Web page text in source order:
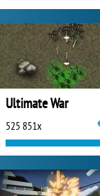
Ultimate War
525 851x